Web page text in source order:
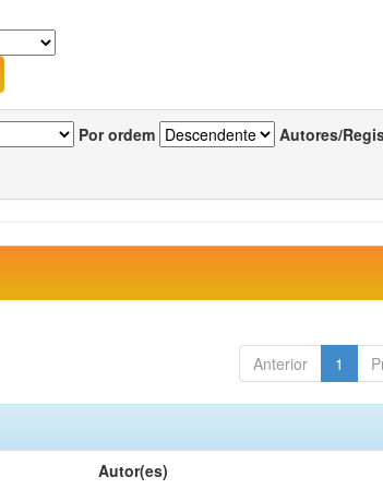
Por ordem Autores/
Anterior 1
Autor(es)